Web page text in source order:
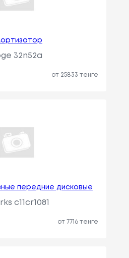
32n52a
от 25833 тенге
передние дисковые
c11cr1081
от 7716 тенге